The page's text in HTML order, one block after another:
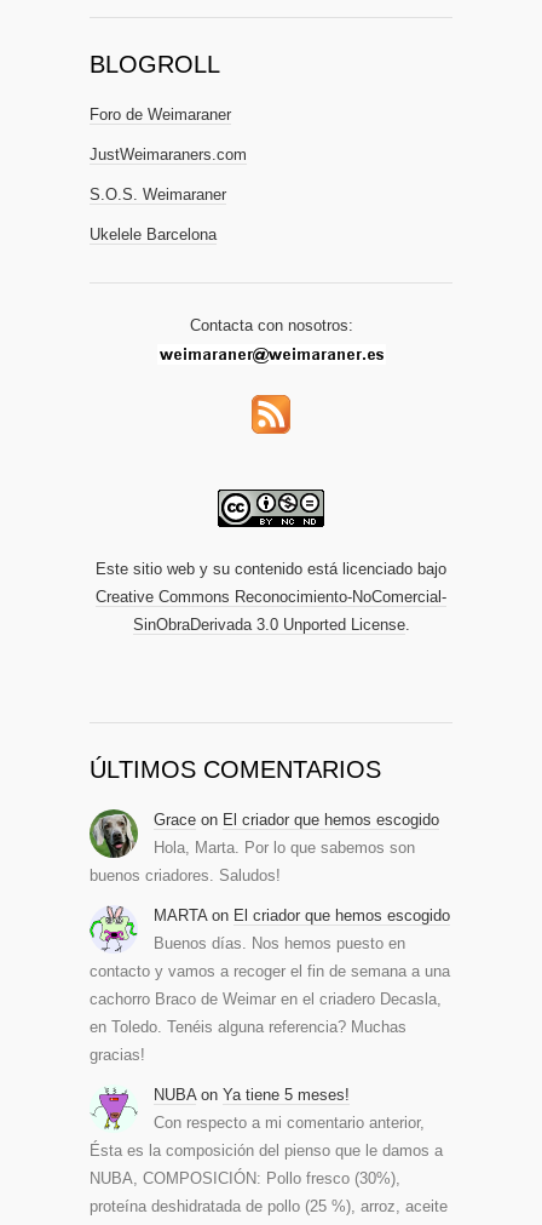
BLOGROLL
Foro de Weimaraner
JustWeimaraners.com
S.O.S. Weimaraner
Ukelele Barcelona
Contacta con nosotros:
Este sitio web y su contenido está licenciado bajo
Creative Commons Reconocimiento-NoComercial-
SinObraDerivada 3.0 Unported License.
ÚLTIMOS COMENTARIOS
Grace on El criador que hemos escogido
Hola, Marta. Por lo que sabemos son
buenos criadores. Saludos!
MARTA on El criador que hemos escogido
Buenos días. Nos hemos puesto en
contacto y vamos a recoger el fin de semana a una
cachorro Braco de Weimar en el criadero Decasla,
en Toledo. Tenéis alguna referencia? Muchas
gracias!
NUBA on Ya tiene 5 meses!
Con respecto a mi comentario anterior,
Ésta es la composición del pienso que le damos a
NUBA, COMPOSICIÓN: Pollo fresco (30%),
proteína deshidratada de pollo (25 %), arroz, aceite